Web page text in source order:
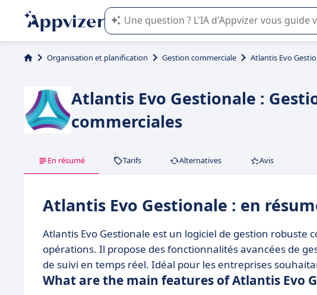
L'IA de Appvizer vous guide dans l'utilisation ou
Organisation et planification Gestion commerciale Atlantis Evo
Atlantis Evo Gestionale :
commerciales
En résumé Tarifs Alternatives Avis
Atlantis Evo Gestionale : en
Atlantis Evo Gestionale est un logiciel de gestion robuste
opérations. Il propose des fonctionnalités avancées de
de suivi en temps réel. Idéal pour les entreprises
What are the main features of Atlantis Evo